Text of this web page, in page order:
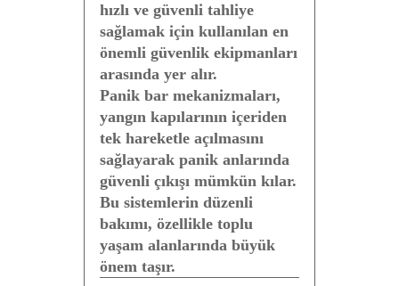
hızlı ve güvenli tahliye
sağlamak için kullanılan en
önemli güvenlik ekipmanları
arasında yer alır.
Panik bar mekanizmaları,
yangın kapılarının içeriden
tek hareketle açılmasını
sağlayarak panik anlarında
güvenli çıkışı mümkün kılar.
Bu sistemlerin düzenli
bakımı, özellikle toplu
yaşam alanlarında büyük
önem taşır.